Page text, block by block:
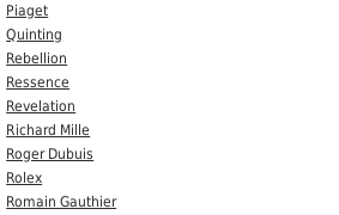
Piaget
Quinting
Rebellion
Ressence
Revelation
Richard Mille
Roger Dubuis
Rolex
Romain Gauthier